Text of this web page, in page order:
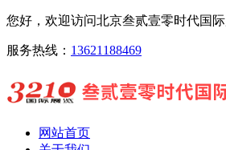
您好，欢迎访问北京叁贰壹零时代国
服务热线： 13621188469
网站首页